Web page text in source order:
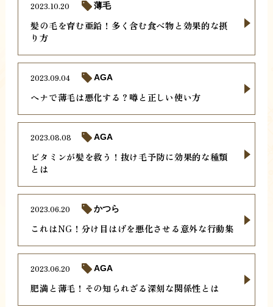
髪の毛を育む亜鉛！多く含む食べ物と効果的な摂
り方
2023.10.20 薄毛
ヘナで薄毛は悪化する？噂と正しい使い方
2023.09.04 AGA
ビタミンが髪を救う！抜け毛予防に効果的な種類
とは
2023.08.08 AGA
これはNG！分け目はげを悪化させる意外な行動集
2023.06.20 かつら
肥満と薄毛！その知られざる深刻な関係性とは
2023.06.20 AGA